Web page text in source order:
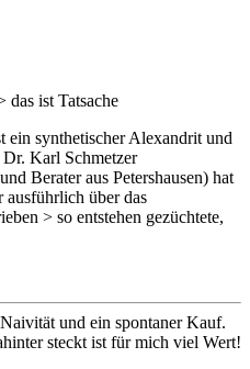
das ist Tatsache
ein synthetischer Alexandrit und
Karl Schmetzer
Berater aus Petershausen) hat
ausführlich über das
> so entstehen gezüchtete,
und ein spontaner Kauf.
steckt ist für mich viel Wert!